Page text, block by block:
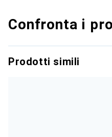
Confronta i
Prodotti simili